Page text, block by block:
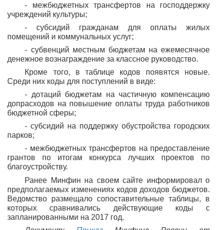
- межбюджетных трансфертов на господдержку
учреждений культуры;
- субсидий гражданам для оплаты жилых
помещений и коммунальных услуг;
- субвенций местным бюджетам на ежемесячное
денежное вознаграждение за классное руководство.
Кроме того, в таблице кодов появятся новые.
Среди них коды для поступлений в виде:
- дотаций бюджетам на частичную компенсацию
допрасходов на повышение оплаты труда работников
бюджетной сферы;
- субсидий на поддержку обустройства городских
парков;
- межбюджетных трансфертов на предоставление
грантов по итогам конкурса лучших проектов по
благоустройству.
Ранее Минфин на своем сайте информировал о
предполагаемых изменениях кодов доходов бюджетов.
Ведомство размещало сопоставительные таблицы, в
которых сравнивались действующие коды с
запланированными на 2017 год.